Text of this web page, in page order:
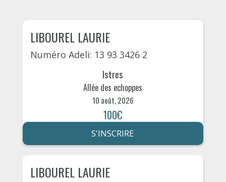
LIBOUREL LAURIE
Numéro Adeli: 13 93 3426 2
Istres
Allée des echoppes
10 août, 2026
100€
S'INSCRIRE
LIBOUREL LAURIE